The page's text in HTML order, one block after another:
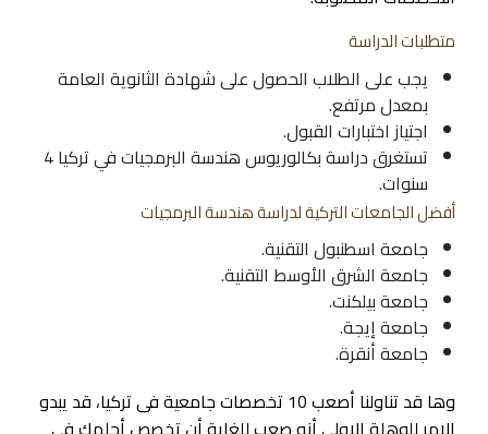
متطلبات الدراسة
يجب على الطلاب الحصول على شهادة الثانوية العامة
بمعدل مرتفع.
اجتياز اختبارات القبول.
تستغرق دراسة بكالوريوس هندسة البرمجيات في تركيا 4
سنوات.
أفضل الجامعات التركية لدراسة هندسة البرمجيات
جامعة اسطنبول التقنية.
جامعة الشرق الأوسط التقنية.
جامعة بيلكنت.
جامعة إيجة.
جامعة أنقرة.
وها قد تناولنا أصعب 10 تخصصات جامعية فى تركيا، قد يبدو